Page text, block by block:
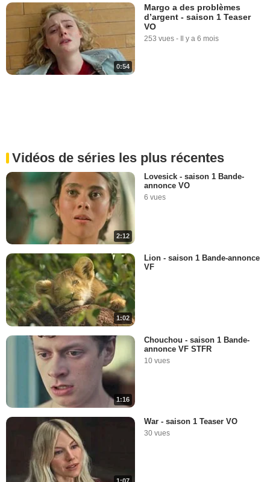
0:54
Margo a des problèmes
d’argent - saison 1 Teaser
VO
253 vues - Il y a 6 mois
Vidéos de séries les plus récentes
2:12
Lovesick - saison 1 Bande-
annonce VO
6 vues
1:02
Lion - saison 1 Bande-annonce
VF
1:16
Chouchou - saison 1 Bande-
annonce VF STFR
10 vues
War - saison 1 Teaser VO
30 vues